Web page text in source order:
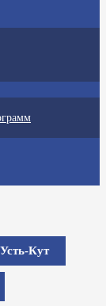
Усть-Кут